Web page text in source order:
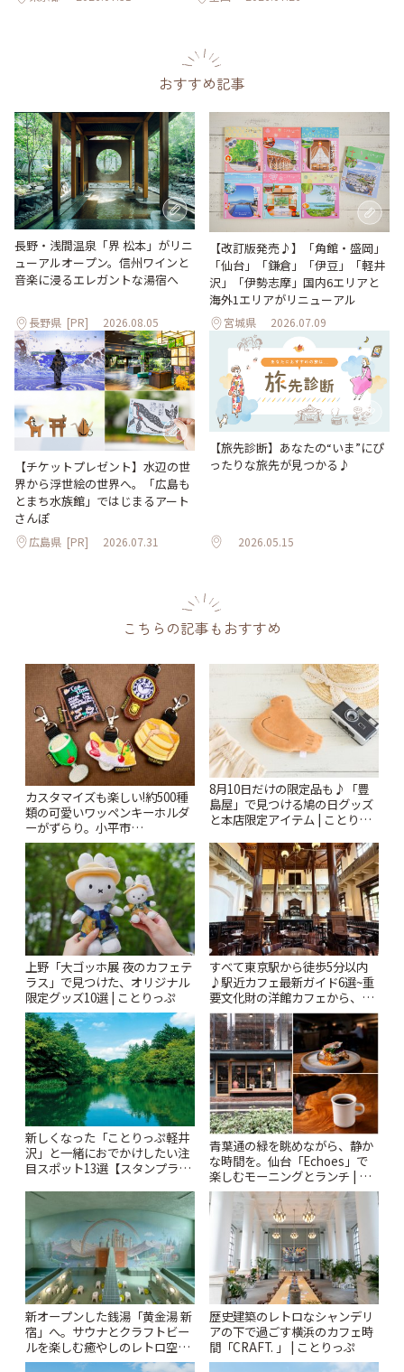
おすすめ記事
長野・浅間温泉「界 松本」がリニ
ューアルオープン。信州ワインと
音楽に浸るエレガントな湯宿へ
長野県 [PR] 2026.08.05
【改訂版発売♪】「角館・盛岡」
「仙台」「鎌倉」「伊豆」「軽井
沢」「伊勢志摩」国内6エリアと
海外1エリアがリニューアル
宮城県 2026.07.09
【チケットプレゼント】水辺の世
界から浮世絵の世界へ。「広島も
とまち水族館」ではじまるアート
さんぽ
広島県 [PR] 2026.07.31
【旅先診断】あなたの“いま”にぴ
ったりな旅先が見つかる♪
2026.05.15
こちらの記事もおすすめ
カスタマイズも楽しい!約500種
類の可愛いワッペンキーホルダ
ーがずらり。小平市
「Kimamaya T&K」 | ことりっ
ぷ
8月10日だけの限定品も♪「豊
島屋」で見つける鳩の日グッズ
と本店限定アイテム | ことりっ
上野「大ゴッホ展 夜のカフェテ
ラス」で見つけた、オリジナル
限定グッズ10選 | ことりっぷ
すべて東京駅から徒歩5分以内
♪駅近カフェ最新ガイド6選~重
要文化財の洋館カフェから、改
札すぐのレトロ喫茶まで~ | こと
りっぷ
新しくなった「ことりっぷ軽井
沢」と一緒におでかけしたい注
目スポット13選【スタンプラリ
青葉通の緑を眺めながら、静か
な時間を。仙台「Echoes」で
楽しむモーニングとランチ | こ
とりっぷ
新オープンした銭湯「黄金湯 新
宿」へ。サウナとクラフトビー
ルを楽しむ癒やしのレトロ空間
| ことりっぷ
歴史建築のレトロなシャンデリ
アの下で過ごす横浜のカフェ時
間「CRAFT. 」 | ことりっぷ